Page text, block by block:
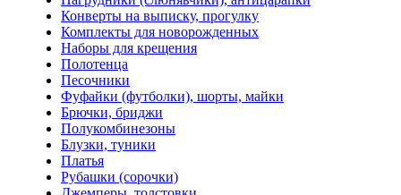
Конверты на выписку, прогулку
Комплекты для новорожденных
Наборы для крещения
Полотенца
Песочники
Фуфайки (футболки), шорты, майки
Брючки, бриджи
Полукомбинезоны
Блузки, туники
Платья
Рубашки (сорочки)